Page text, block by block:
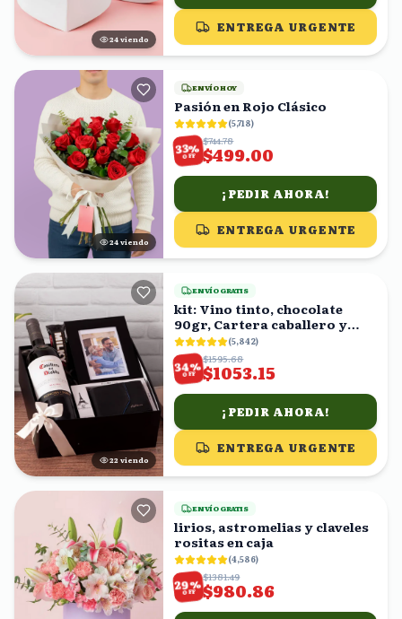
23 viendo
ENTREGA URGENTE
23 viendo
ENVÍO HOY
Pasión en Rojo Clásico
(5,718)
33%
OFF
$744.78
$499.00
¡PEDIR AHORA!
ENTREGA URGENTE
23 viendo
ENVÍO GRATIS
kit: Vino tinto, chocolate
90gr, Cartera caballero y
fotografía en caja
(5,842)
34%
OFF
$1595.68
$1053.15
¡PEDIR AHORA!
ENTREGA URGENTE
ENVÍO GRATIS
lirios, astromelias y claveles
rositas en caja
(4,586)
29%
OFF
$1381.49
$980.86